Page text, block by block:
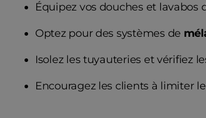
Équipez vos douches et lavabos
Optez pour des systèmes de
Isolez les tuyauteries et vérifiez
Encouragez les clients à limiter